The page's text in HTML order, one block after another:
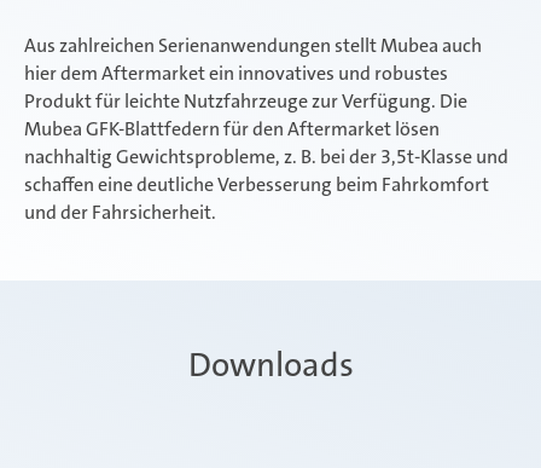
Aus zahlreichen Serienanwendungen stellt Mubea auch
hier dem Aftermarket ein innovatives und robustes
Produkt für leichte Nutzfahrzeuge zur Verfügung. Die
Mubea GFK-Blattfedern für den Aftermarket lösen
nachhaltig Gewichtsprobleme, z. B. bei der 3,5t-Klasse und
schaffen eine deutliche Verbesserung beim Fahrkomfort
und der Fahrsicherheit.
Downloads